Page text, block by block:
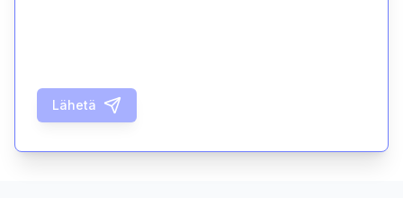
Lähetä